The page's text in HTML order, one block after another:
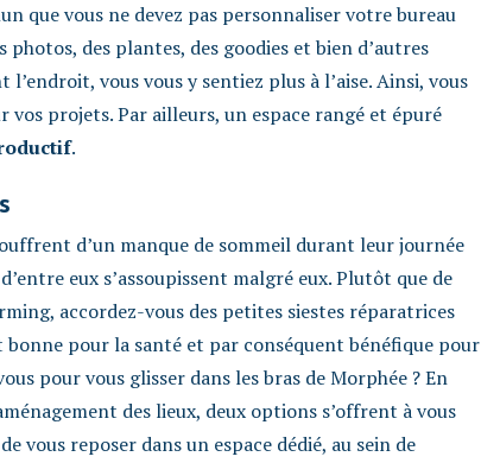
que vous ne devez pas personnaliser votre bureau
des plantes, des goodies et bien d’autres
vous vous y sentiez plus à l’aise. Ainsi, vous
projets. Par ailleurs, un espace rangé et épuré
.
d’un manque de sommeil durant leur journée
eux s’assoupissent malgré eux. Plutôt que de
accordez-vous des petites siestes réparatrices
bonne pour la santé et par conséquent bénéfique pour
pour vous glisser dans les bras de Morphée ? En
des lieux, deux options s’offrent à vous
vous reposer dans un espace dédié, au sein de